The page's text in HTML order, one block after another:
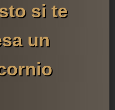
si te
un